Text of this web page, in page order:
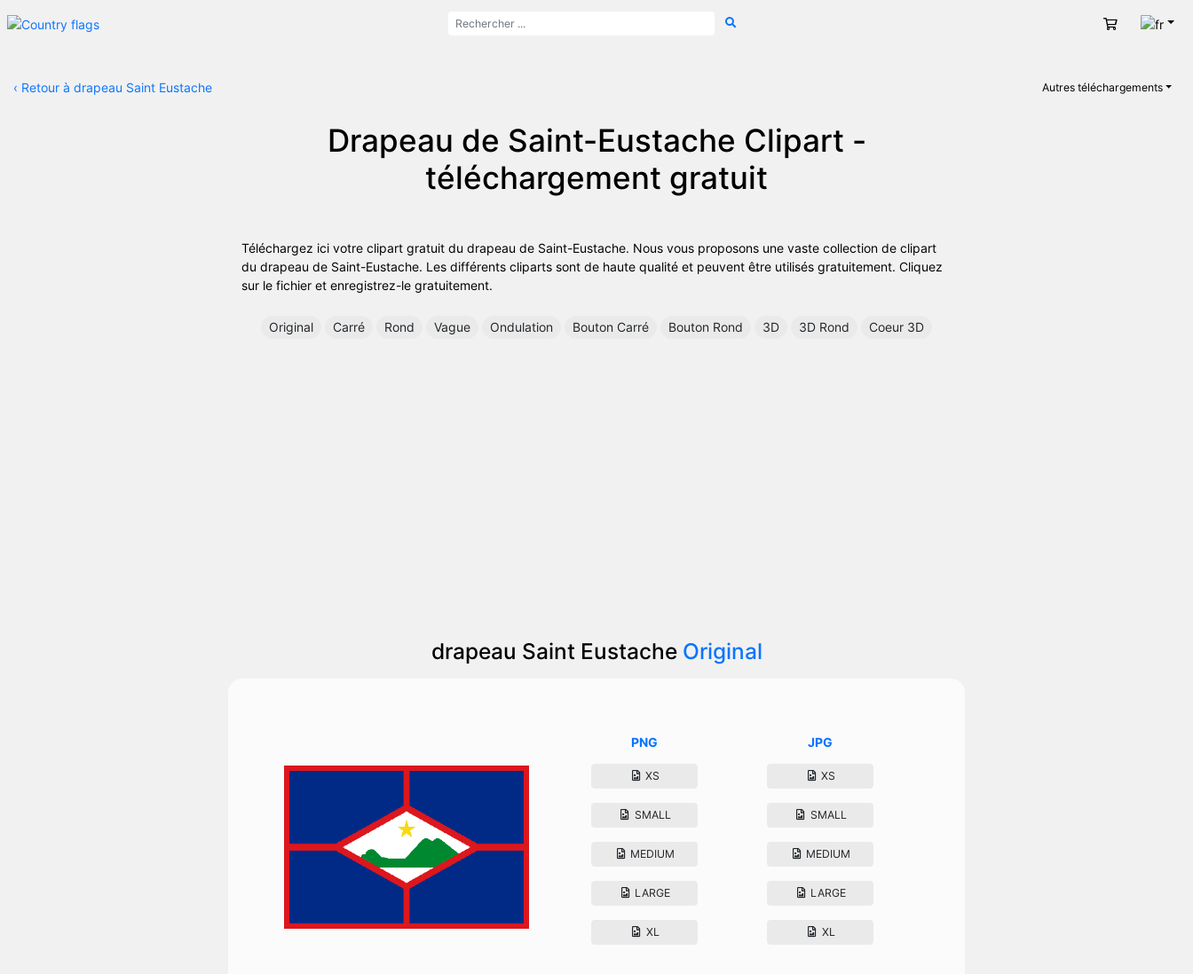
Panier
‹ Retour à drapeau Saint Eustache Autres téléchargements
Drapeau de Saint-Eustache Clipart -
téléchargement gratuit
Téléchargez ici votre clipart gratuit du drapeau de Saint-Eustache. Nous vous proposons une vaste collection de clipart
du drapeau de Saint-Eustache. Les différents cliparts sont de haute qualité et peuvent être utilisés gratuitement. Cliquez
sur le fichier et enregistrez-le gratuitement.
Original Carré Rond Vague Ondulation Bouton Carré Bouton Rond 3D 3D Rond Coeur 3D
drapeau Saint Eustache Original
PNG
XS
SMALL
MEDIUM
LARGE
XL
JPG
XS
SMALL
MEDIUM
LARGE
XL